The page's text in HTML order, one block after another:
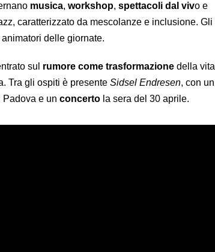
musica, workshop, spettacoli dal vivo e
caratterizzato da mescolanze e inclusione. Gli
delle giornate.
sul rumore come trasformazione della vita
Tra gli ospiti è presente Sidsel Endresen, con un
Padova e un concerto la sera del 30 aprile.